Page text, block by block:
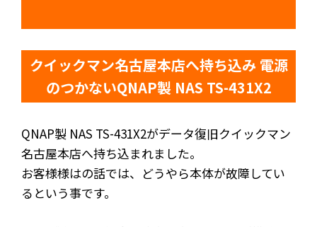
クイックマン名古屋本店へ持ち込み 電源
のつかないQNAP製 NAS TS-431X2
QNAP製 NAS TS-431X2がデータ復旧クイックマン
名古屋本店へ持ち込まれました。
お客様様はの話では、どうやら本体が故障してい
るという事です。